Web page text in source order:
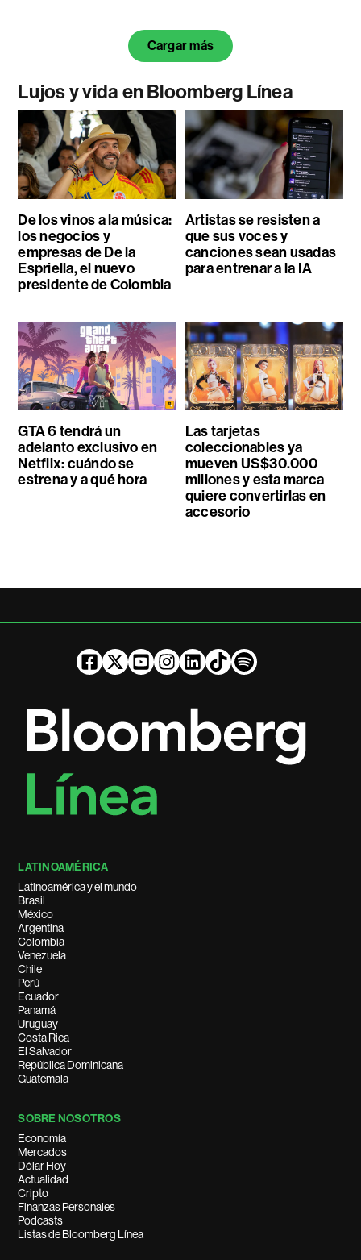
Cargar más
Lujos y vida en Bloomberg Línea
De los vinos a la música:
los negocios y
empresas de De la
Espriella, el nuevo
presidente de Colombia
Artistas se resisten a
que sus voces y
canciones sean usadas
para entrenar a la IA
GTA 6 tendrá un
adelanto exclusivo en
Netflix: cuándo se
estrena y a qué hora
Las tarjetas
coleccionables ya
mueven US$30.000
millones y esta marca
quiere convertirlas en
accesorio
LATINOAMÉRICA
Latinoamérica y el mundo
Brasil
México
Argentina
Colombia
Venezuela
Chile
Perú
Ecuador
Panamá
Uruguay
Costa Rica
El Salvador
República Dominicana
Guatemala
SOBRE NOSOTROS
Economía
Mercados
Dólar Hoy
Actualidad
Cripto
Finanzas Personales
Podcasts
Listas de Bloomberg Línea